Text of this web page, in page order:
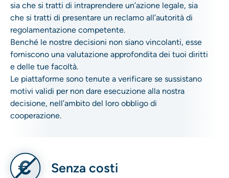
sia che si tratti di intraprendere un’azione legale, sia
che si tratti di presentare un reclamo all’autorità di
regolamentazione competente.
Benché le nostre decisioni non siano vincolanti, esse
forniscono una valutazione approfondita dei tuoi diritti
e delle tue facoltà.
Le piattaforme sono tenute a verificare se sussistano
motivi validi per non dare esecuzione alla nostra
decisione, nell’ambito del loro obbligo di
cooperazione.
Senza costi